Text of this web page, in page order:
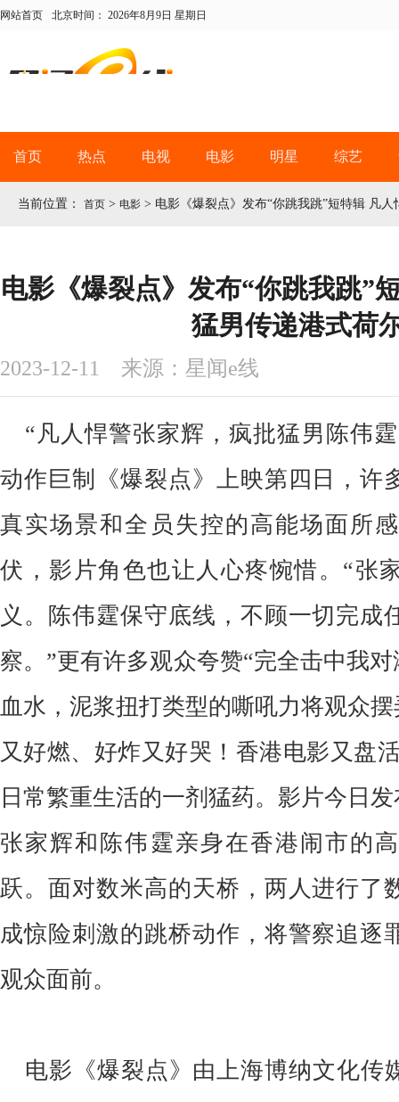
网站首页 北京时间： 2026年8月9日 星期日
首页 热点 电视 电影 明星 综艺
当前位置： 首页 > 电影 > 电影《爆裂点》发布“你跳我跳”短特辑 凡
电影《爆裂点》发布“你跳我跳”
猛男传递港式荷
2023-12-11 来源：星闻e线
“凡人悍警张家辉，疯批猛男陈伟
动作巨制《爆裂点》上映第四日，许
真实场景和全员失控的高能场面所
伏，影片角色也让人心疼惋惜。“张
义。陈伟霆保守底线，不顾一切完成
察。”更有许多观众夸赞“完全击中我
血水，泥浆扭打类型的嘶吼力将观众
又好燃、好炸又好哭！香港电影又盘
日常繁重生活的一剂猛药。 影片今日发
张家辉和陈伟霆亲身在香港闹市的
跃。面对数米高的天桥，两人进行了
成惊险刺激的跳桥动作，将警察追逐
观众面前。
电影《爆裂点》由上海博纳文化传